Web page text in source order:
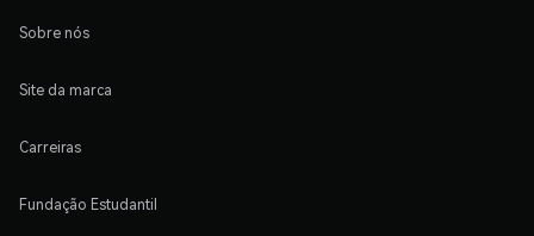
Sobre nós
Site da marca
Carreiras
Fundação Estudantil